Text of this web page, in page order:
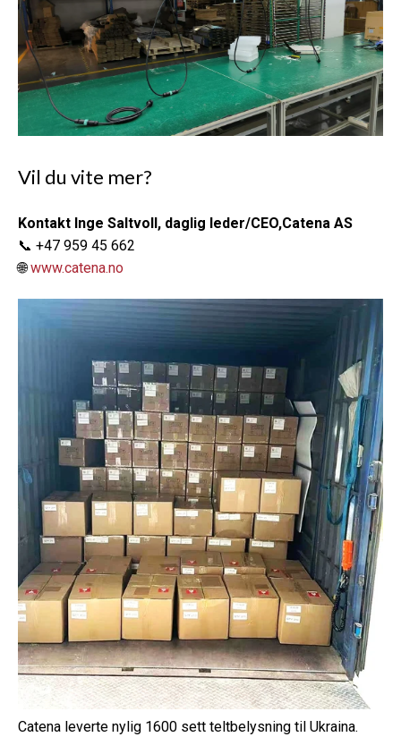
Vil du vite mer?
Kontakt Inge Saltvoll, daglig leder/CEO,Catena AS
📞 +47 959 45 662
🌐www.catena.no
Catena leverte nylig 1600 sett teltbelysning til Ukraina.